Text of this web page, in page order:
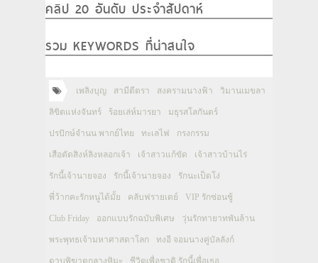
คลิป 20 อันดับ ประจำสัปดาห์
รวม KEYWORDS ที่น่าสนใจ
เพลิงบุญ สามีตีตรา สงครามนางฟ้า วิมานเมขลา
ลิขิตแห่งจันทร์ ร้อยเล่ห์มารยา มธุรสโลกันตร์
ปรปักษ์จำนน พากย์ไทย ทะเลไฟ กรงกรรม
เสือตัดสิงห์ลิงหลอกเจ้า เจ้าสาวแก้ขัด เจ้าสาวบ้านไร่
รักนี้เจ้านายจอง รักนี้เจ้านายจอง รักนะเป็ดโง่
พี่ว้ากคะรักหนูได้มั้ย คลับฟรายเดย์ VIP รักซ่อนชู้
Club Friday ออกแบบรักฉบับพิเศษ วุ่นรักทายาทพันล้าน
พระพุทธเจ้ามหาศาสดาโลก ทงอี จอมนางคู่บัลลังก์
ดาบพิฆาตกลางหิมะ ชีวิตเพื่อชาติ รักนี้เพื่อเธอ